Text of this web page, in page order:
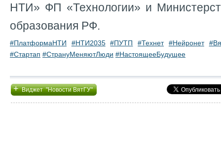
НТИ» ФП «Технологии» и
образования РФ.
#ПлатформаНТИ #НТИ2035 #ПУТП #Технет #Нейронет
#Стартап #СтрануМеняютЛюди #НастоящееБудущее
+Виджет "Новости ВятГУ"